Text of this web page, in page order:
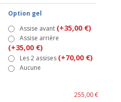
Option gel
Assise avant (+35,00 €)
Assise arrière
(+35,00 €)
Les 2 assises (+70,00 €)
Aucune
255,00 €